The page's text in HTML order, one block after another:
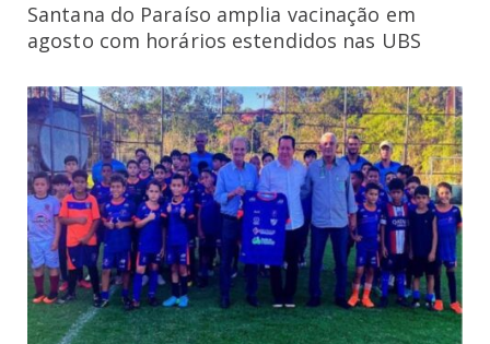
Santana do Paraíso amplia vacinação em
agosto com horários estendidos nas UBS